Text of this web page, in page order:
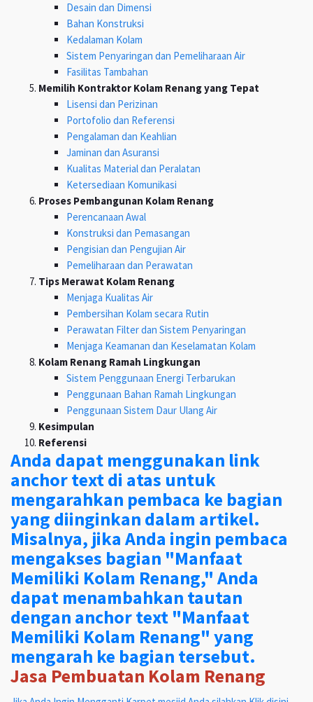
Desain dan Dimensi
Bahan Konstruksi
Kedalaman Kolam
Sistem Penyaringan dan Pemeliharaan Air
Fasilitas Tambahan
Memilih Kontraktor Kolam Renang yang Tepat
Lisensi dan Perizinan
Portofolio dan Referensi
Pengalaman dan Keahlian
Jaminan dan Asuransi
Kualitas Material dan Peralatan
Ketersediaan Komunikasi
Proses Pembangunan Kolam Renang
Perencanaan Awal
Konstruksi dan Pemasangan
Pengisian dan Pengujian Air
Pemeliharaan dan Perawatan
Tips Merawat Kolam Renang
Menjaga Kualitas Air
Pembersihan Kolam secara Rutin
Perawatan Filter dan Sistem Penyaringan
Menjaga Keamanan dan Keselamatan Kolam
Kolam Renang Ramah Lingkungan
Sistem Penggunaan Energi Terbarukan
Penggunaan Bahan Ramah Lingkungan
Penggunaan Sistem Daur Ulang Air
Kesimpulan
Referensi
Anda dapat menggunakan link
anchor text di atas untuk
mengarahkan pembaca ke bagian
yang diinginkan dalam artikel.
Misalnya, jika Anda ingin pembaca
mengakses bagian "Manfaat
Memiliki Kolam Renang," Anda
dapat menambahkan tautan
dengan anchor text "Manfaat
Memiliki Kolam Renang" yang
mengarah ke bagian tersebut.
Jasa Pembuatan Kolam Renang